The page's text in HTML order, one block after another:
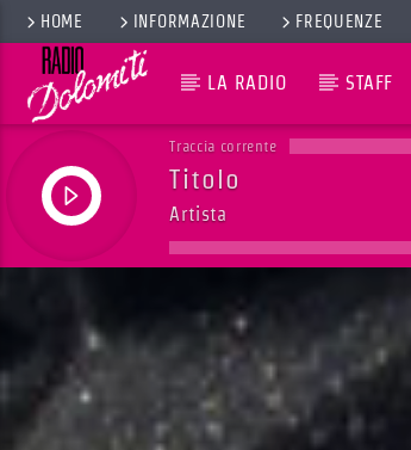
HOME INFORMAZIONE FREQUENZE
LA RADIO STAFF
Traccia corrente
Titolo
Artista